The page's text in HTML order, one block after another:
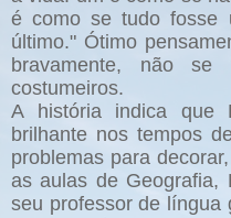
é como se tudo fosse
último." Ótimo
bravamente, não se
costumeiros.
A história indica que
brilhante nos tempos
problemas para
as aulas de Geografia,
seu professor de língua